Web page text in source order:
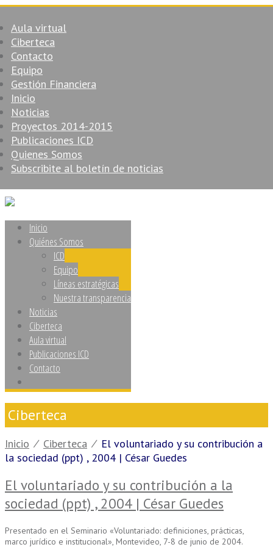
Aula virtual
Ciberteca
Contacto
Equipo
Gestión Financiera
Inicio
Noticias
Proyectos 2014-2015
Publicaciones ICD
Quienes Somos
Subscribite al boletín de noticias
Inicio
Quiénes Somos
ICD
Equipo
Líneas estratégicas
Nuestra transparencia
Noticias
Ciberteca
Aula virtual
Publicaciones ICD
Contacto
Ciberteca
Inicio ⁄ Ciberteca ⁄ El voluntariado y su contribución a
la sociedad (ppt) , 2004 | César Guedes
El voluntariado y su contribución a la
sociedad (ppt) , 2004 | César Guedes
Presentado en el Seminario «Voluntariado: definiciones, prácticas,
marco jurídico e institucional», Montevideo, 7-8 de junio de 2004.